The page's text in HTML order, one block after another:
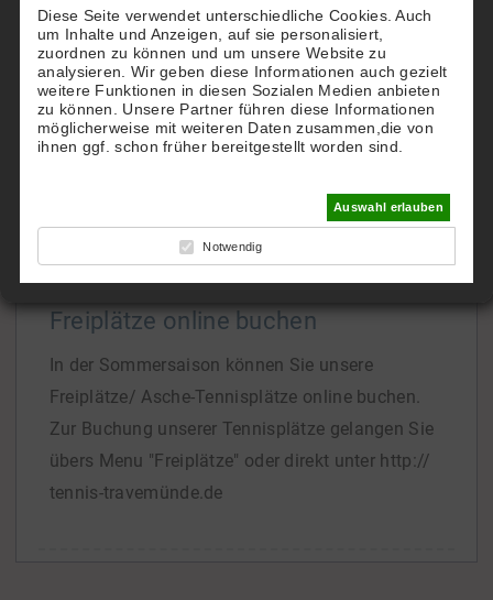
Dann reservieren und buchen Sie für Ihre Gäste
nach deren Wünschen einen Tennisplatz beim
TTHC.
Gern richten wir Ihnen einen eigenen Account zu
Hotel-Konditionen ein.
Freiplätze online buchen
In der Sommersaison können Sie unsere
Freiplätze/ Asche-Tennisplätze online buchen.
Zur Buchung unserer Tennisplätze gelangen Sie
übers Menu "Freiplätze" oder direkt unter http://
tennis-travemünde.de
Diese Seite verwendet unterschiedliche Cookies. Auch
um Inhalte und Anzeigen, auf sie personalisiert,
zuordnen zu können und um unsere Website zu
analysieren. Wir geben diese Informationen auch gezielt
weitere Funktionen in diesen Sozialen Medien anbieten
zu können. Unsere Partner führen diese Informationen
möglicherweise mit weiteren Daten zusammen,die von
ihnen ggf. schon früher bereitgestellt worden sind.
Auswahl erlauben
Notwendig